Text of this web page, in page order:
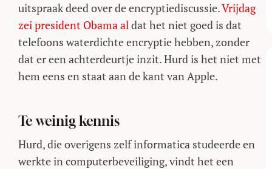
uitspraak deed over de encryptiediscussie.Vrijdag
zei president Obama aldat het niet goed is dat
telefoons waterdichte encryptie hebben, zonder
dat er een achterdeurtje inzit. Hurd is het niet met
hem eens en staat aan de kant van Apple.
Te weinig kennis
Hurd, die overigens zelf informatica studeerde en
werkte in computerbeveiliging, vindt het een